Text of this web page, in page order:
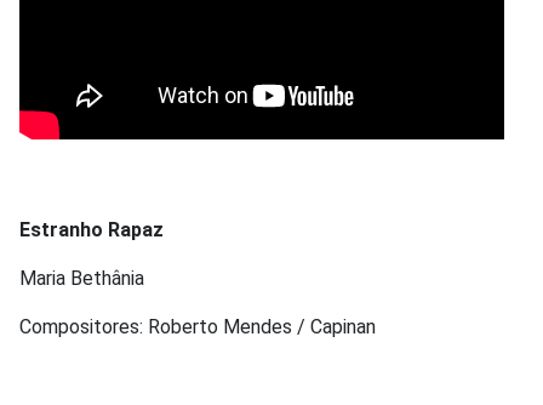
Estranho Rapaz
Maria Bethânia
Compositores: Roberto Mendes / Capinan